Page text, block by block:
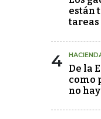
están
4
De la
como
no